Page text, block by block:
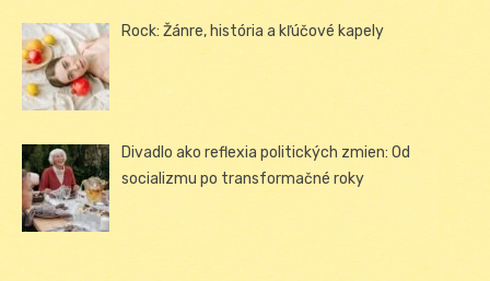
Rock: Žánre, história a kľúčové kapely
Divadlo ako reflexia politických zmien: Od
socializmu po transformačné roky